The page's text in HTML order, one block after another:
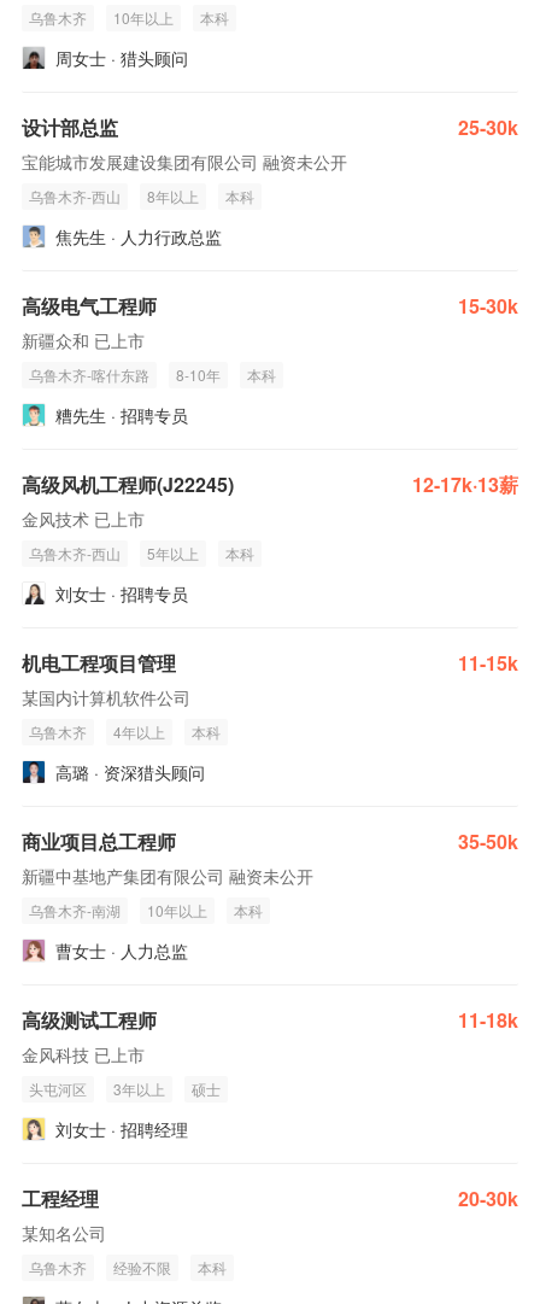
乌鲁木齐 10年以上 本科
周女士 · 猎头顾问
设计部总监 25-30k
宝能城市发展建设集团有限公司 融资未公开
乌鲁木齐-西山 8年以上 本科
焦先生 · 人力行政总监
高级电气工程师 15-30k
新疆众和 已上市
乌鲁木齐-喀什东路 8-10年 本科
糟先生 · 招聘专员
高级风机工程师(J22245) 12-17k·13薪
金风技术 已上市
乌鲁木齐-西山 5年以上 本科
刘女士 · 招聘专员
机电工程项目管理 11-15k
某国内计算机软件公司
乌鲁木齐 4年以上 本科
高璐 · 资深猎头顾问
商业项目总工程师 35-50k
新疆中基地产集团有限公司 融资未公开
乌鲁木齐-南湖 10年以上 本科
曹女士 · 人力总监
高级测试工程师 11-18k
金风科技 已上市
头屯河区 3年以上 硕士
刘女士 · 招聘经理
工程经理 20-30k
某知名公司
乌鲁木齐 经验不限 本科